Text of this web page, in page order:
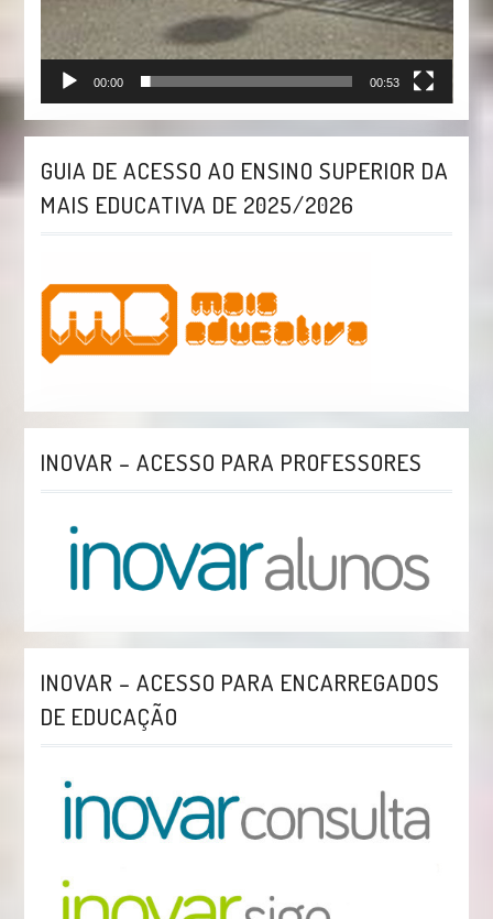
00:00 00:53
GUIA DE ACESSO AO ENSINO SUPERIOR DA
MAIS EDUCATIVA DE 2025/2026
INOVAR – ACESSO PARA PROFESSORES
INOVAR – ACESSO PARA ENCARREGADOS
DE EDUCAÇÃO